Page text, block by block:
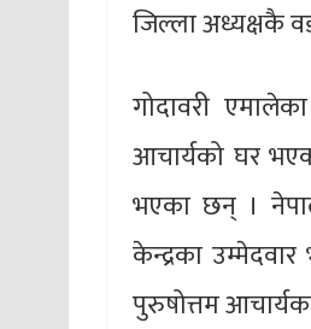
जिल्ला अध्यक्षकै
गोदावरी
आचार्यको घर
भएका छन् ।
केन्द्रका
पुरुषोत्तम